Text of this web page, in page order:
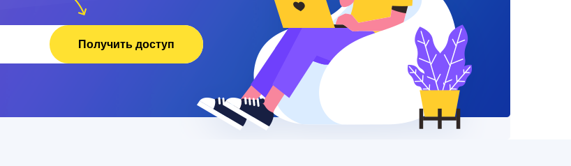
Получить доступ